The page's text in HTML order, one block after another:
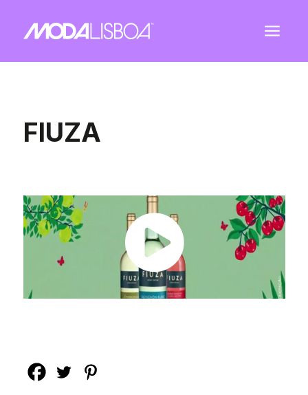
a
FIUZA